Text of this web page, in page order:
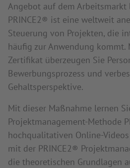
Angebot auf dem Arbeitsmarkt
PRINCE2® ist eine weltweit
Steuerung von Projekten, die
häufig zur Anwendung kommt.
Zertifikat überzeugen Sie
Bewerbungsprozess und
Gehaltsperspektive.
Mit dieser Maßnahme lernen
Projektmanagement-Methode
hochqualitativen Online-
mit der PRINCE2®
die theoretischen Grundlagen